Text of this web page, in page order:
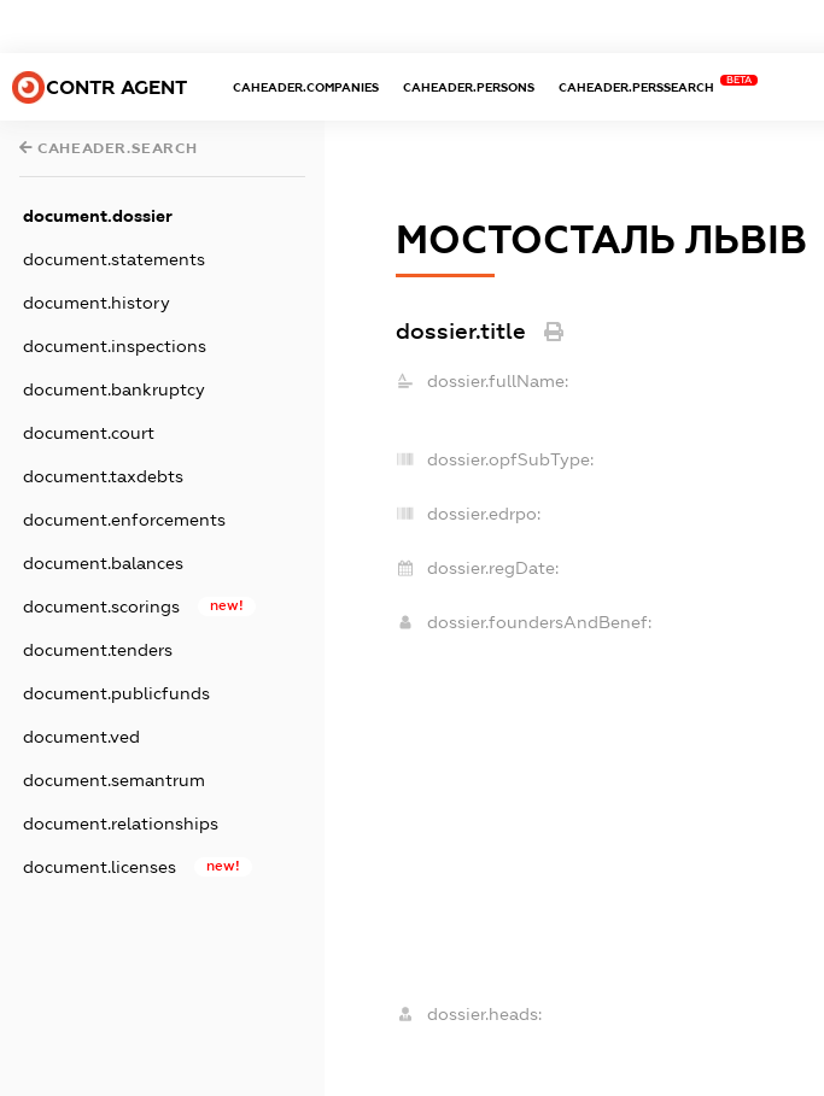
CONTR AGENT CAHEADER.COMPANIES CAHEADER.PERSONS CAHEADER.PERSSEARCH
BETA
CAHEADER.SEARCH
document.dossier
document.statements
document.history
document.inspections
document.bankruptcy
document.court
document.taxdebts
document.enforcements
document.balances
document.scorings new!
document.tenders
document.publicfunds
document.ved
document.semantrum
document.relationships
document.licenses new!
МОСТОСТАЛЬ ЛЬВІВ
dossier.title
dossier.fullName:
dossier.opfSubType:
dossier.edrpo:
dossier.regDate:
dossier.foundersAndBenef:
dossier.heads: